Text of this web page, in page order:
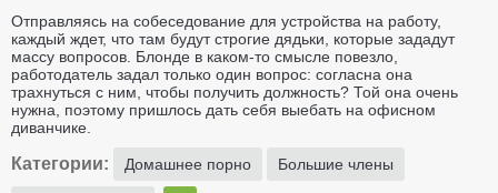
Отправляясь на собеседование для устройства на работу,
каждый ждет, что там будут строгие дядьки, которые зададут
массу вопросов. Блонде в каком-то смысле повезло,
работодатель задал только один вопрос: согласна она
трахнуться с ним, чтобы получить должность? Той она очень
нужна, поэтому пришлось дать себя выебать на офисном
диванчике.
Категории: Домашнее порно Большие члены